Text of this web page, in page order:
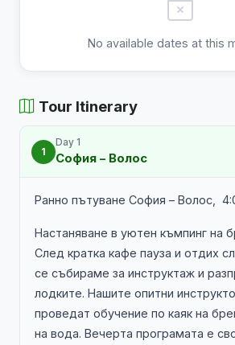
No available dates at this
Tour Itinerary
1
Day 1
София – Волос
Ранно пътуване София – Волос,
Настаняване в уютен къмпинг на
След кратка кафе пауза и отдих
се събираме за инструктаж и
лодките. Нашите опитни
проведат обучение по каяк на
на вода. Вечерта програмата е